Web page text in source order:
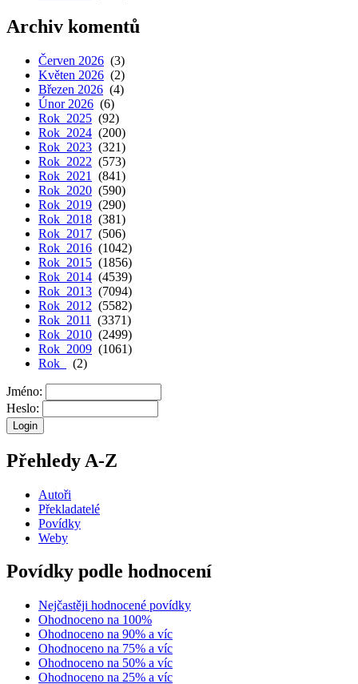
Archiv komentů
Červen 2026 (3)
Květen 2026 (2)
Březen 2026 (4)
Únor 2026 (6)
Rok 2025 (92)
Rok 2024 (200)
Rok 2023 (321)
Rok 2022 (573)
Rok 2021
(841)
Rok 2020 (590)
Rok 2019 (290)
Rok 2018 (381)
Rok 2017 (506)
Rok 2016 (1042)
Rok 2015 (1856)
Rok 2014 (4539)
Rok 2013 (7094)
Rok 2012 (5582)
Rok 2011
(3371)
Rok 2010 (2499)
Rok 2009 (1061)
Rok
(2)
Jméno:
Heslo:
Přehledy A-Z
Autoři
Překladatelé
Povídky
Weby
Povídky podle hodnocení
Nejčastěji hodnocené povídky
Ohodnoceno na 100%
Ohodnoceno na 90% a víc
Ohodnoceno na 75% a víc
Ohodnoceno na 50% a víc
Ohodnoceno na 25% a víc